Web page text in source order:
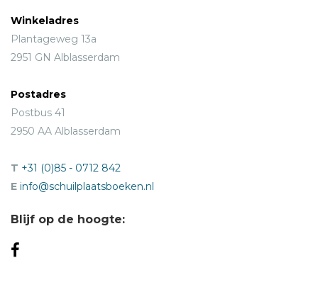
Winkeladres
Plantageweg 13a
2951 GN Alblasserdam
Postadres
Postbus 41
2950 AA Alblasserdam
T +31 (0)85 - 0712 842
E info@schuilplaatsboeken.nl
Blijf op de hoogte: